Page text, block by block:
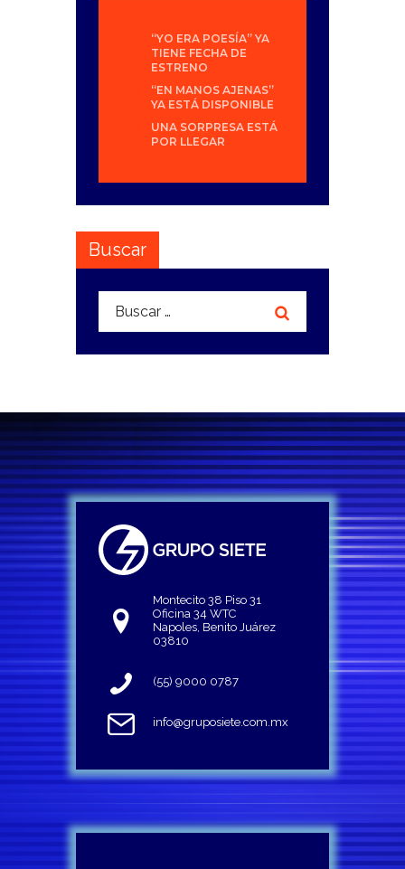
“YO ERA POESÍA” YA
TIENE FECHA DE
ESTRENO
“EN MANOS AJENAS”
YA ESTÁ DISPONIBLE
UNA SORPRESA ESTÁ
POR LLEGAR
Buscar
Buscar:
Montecito 38 Piso 31
Oficina 34 WTC
Napoles, Benito Juárez
03810
(55) 9000 0787
info@gruposiete.com.mx